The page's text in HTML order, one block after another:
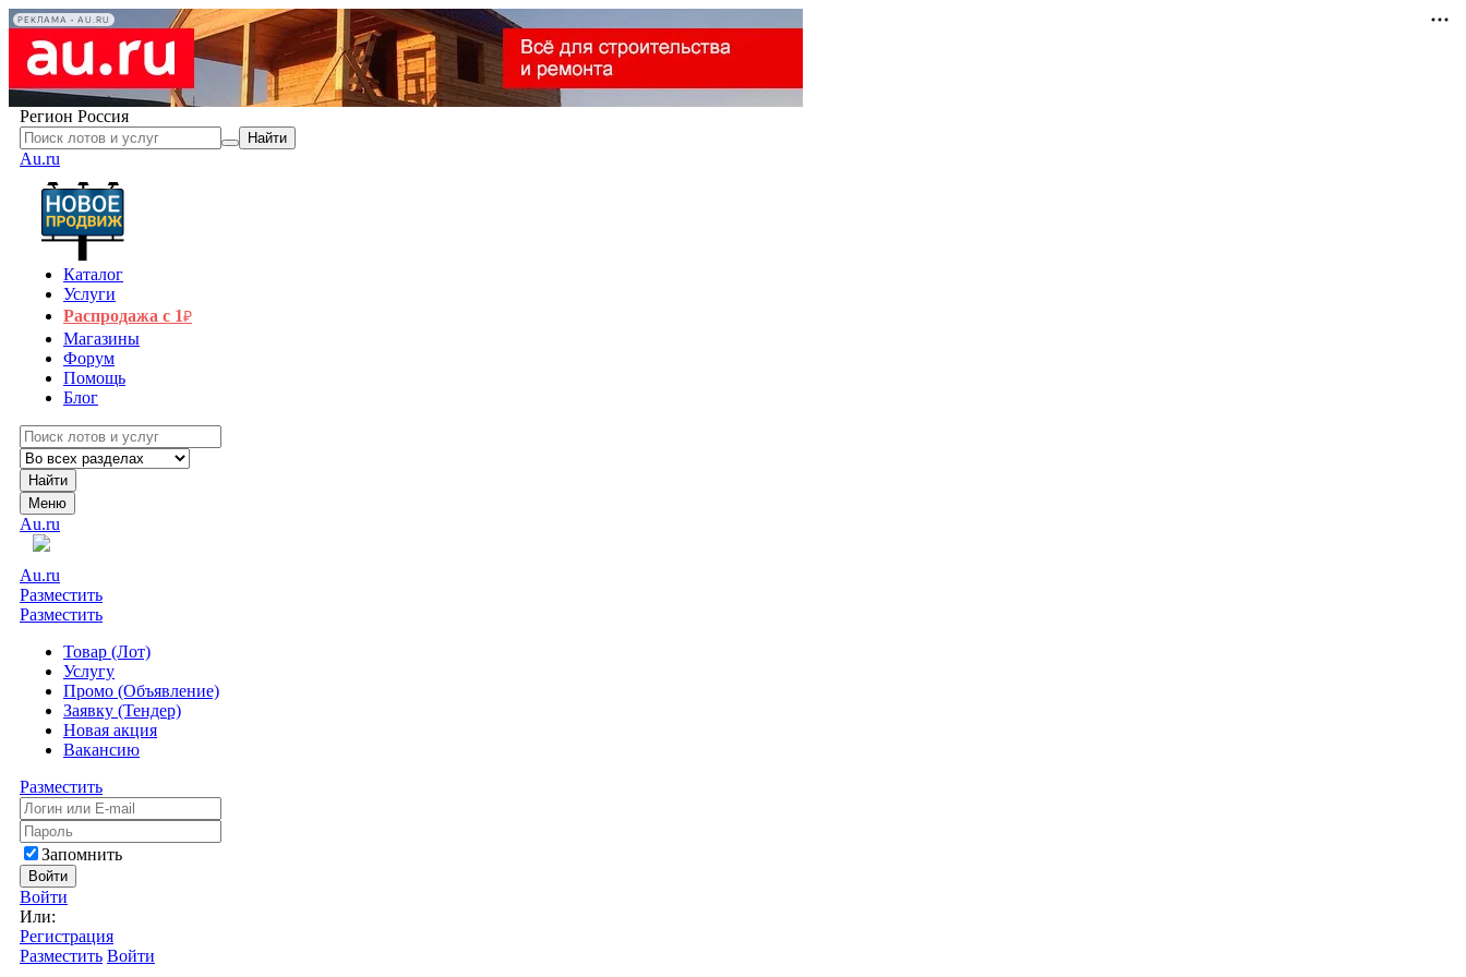
РЕКЛАМА • AU.RU
Регион Россия
Найти
Au.ru
Каталог
Услуги
Распродажа с 1₽
Магазины
Форум
Помощь
Блог
Найти
Меню
Au.ru
Au.ru
Разместить
Разместить
Товар (Лот)
Услугу
Промо (Объявление)
Заявку (Тендер)
Новая акция
Вакансию
Разместить
Запомнить
Войти
Войти
Или:
Регистрация
Разместить Войти